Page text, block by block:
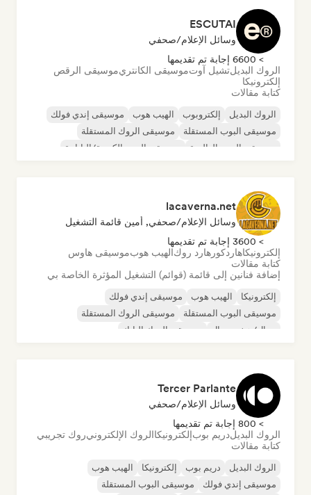
ESCUTAI
وسائل الإعلام/صحفي
> 6600 إجابة تم تقديمها
الروك البديلتشيل آوتموسيقى الكانتريموسيقى الرقص
إلكترونيكا
كتابة مقالات
الروك البديل إلكتروبوب الهيب هوب
موسيقى إندي فولك
موسيقى البوب المستقلة
موسيقى الروك المستقلة
موسيقى البوب العالمية
موسيقى البوب الكورية/اليابانية
lacaverna.net
وسائل الإعلام/صحفي, أمين قائمة التشغيل
> 3600 إجابة تم تقديمها
إلكترونيكاهاردكور هارد روكالهيب هوبموسيقى هاوس
كتابة مقالات
إضافة فنانين إلى قائمة (قوائم) التشغيل المؤثرة الخاصة بي
إلكترونيكا الهيب هوب
موسيقى إندي فولك
موسيقى البوب المستقلة
موسيقى الروك المستقلة
ميتال/هيفي ميتال
موسيقى الروك البانك
Tercer Parlante
وسائل الإعلام/صحفي
> 800 إجابة تم تقديمها
الروك البديلدريم بوبإلكترونيكاالروك الإلكترونيروك تجريبي
كتابة مقالات
الروك البديل دريم بوب إلكترونيكا
الهيب هوب
موسيقى إندي فولك
موسيقى البوب المستقلة